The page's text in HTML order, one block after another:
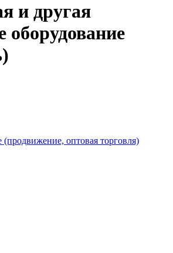
и другая
оборудование
(продвижение, оптовая торговля)